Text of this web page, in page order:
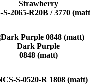
Strawberry
S-2065-R20B / 3770
Dark Purple
0848 (matt)